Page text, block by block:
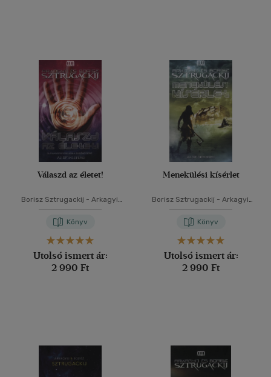
Válaszd az életet!
Borisz Sztrugackij - Arkagyij
Könyv
Utolsó ismert ár:
2 990 Ft
Menekülési kísérlet
Borisz Sztrugackij - Arkagyij
Könyv
Utolsó ismert ár:
2 990 Ft